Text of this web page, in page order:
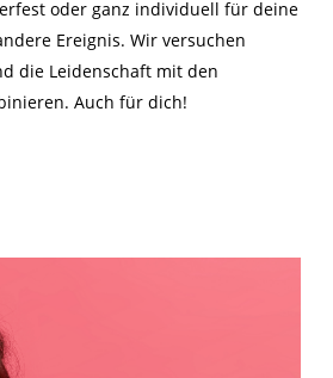
oder ganz individuell für deine
Ereignis. Wir versuchen
die Leidenschaft mit den
Auch für dich!